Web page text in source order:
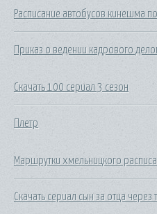
Расписание автобусов кинешма
Приказ о ведении кадрового
Скачать 100 сериал 3 сезон
Плетр
Маршрутки хмельницкого
Скачать сериал сын за отца через